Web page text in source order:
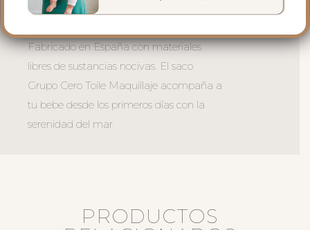
– Grupo cero Modular — para grupos
Fabricado en España con materiales
libres de sustancias nocivas. El saco
Grupo Cero Toile Maquillaje acompaña a
tu bebe desde los primeros días con la
serenidad del mar
PRODUCTOS